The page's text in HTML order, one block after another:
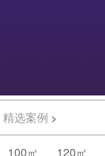
精选案例 >
100㎡ 120㎡